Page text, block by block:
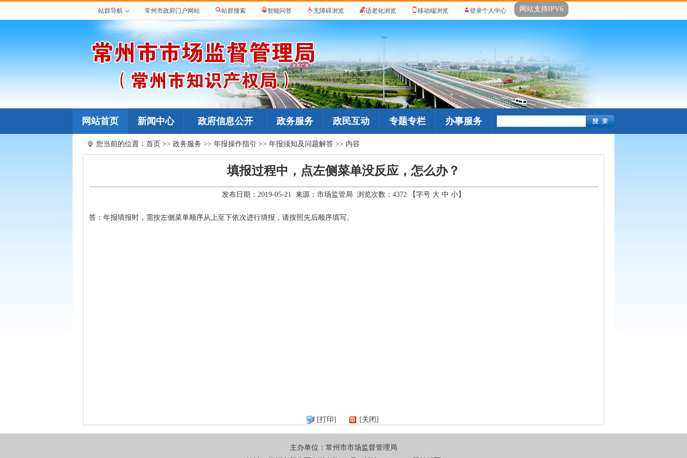
站群导航 常州市政府门户网站 站群搜索 智能问答 无障碍浏览 适老化浏览 移动端浏览 登录个人中心 网站支持IPV6
网站首页 新闻中心 政府信息公开 政务服务 政民互动 专题专栏 办事服务
您当前的位置： 首页 >> 政务服务 >> 年报操作指引 >> 年报须知及问题解答 >> 内容
填报过程中，点左侧菜单没反应，怎么办？
发布日期：2019-05-21 来源：市场监管局 浏览次数： 4372 【字号 大 中 小】
答：年报填报时，需按左侧菜单顺序从上至下依次进行填报，请按照先后顺序填写。
[打印] [关闭]
主办单位：常州市市场监督管理局